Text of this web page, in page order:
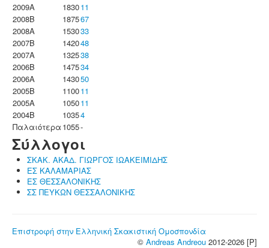
2009A
183011
2008B
187567
2008A
153033
2007B
142048
2007A
132538
2006B
147534
2006A
143050
2005B
110011
2005A
105011
2004B
10354
Παλαιότερα 1055-
Σύλλογοι
ΣΚΑΚ. ΑΚΑΔ. ΓΙΩΡΓΟΣ ΙΩΑΚΕΙΜΙΔΗΣ
ΕΣ ΚΑΛΑΜΑΡΙΑΣ
ΕΣ ΘΕΣΣΑΛΟΝΙΚΗΣ
ΣΣ ΠΕΥΚΩΝ ΘΕΣΣΑΛΟΝΙΚΗΣ
Επιστροφή στην Ελληνική Σκακιστική Ομοσπονδία
© Andreas Andreou 2012-2026 [P]